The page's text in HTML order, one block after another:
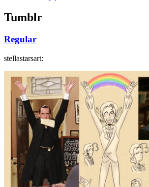
Tumblr
Regular
stellastarsart: